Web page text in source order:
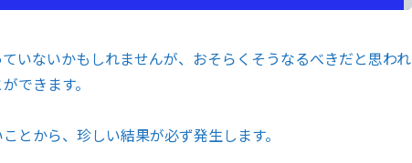
いないかもしれませんが、おそらくそうなるべきだと思われ
できます。
とから、珍しい結果が必ず発生します。